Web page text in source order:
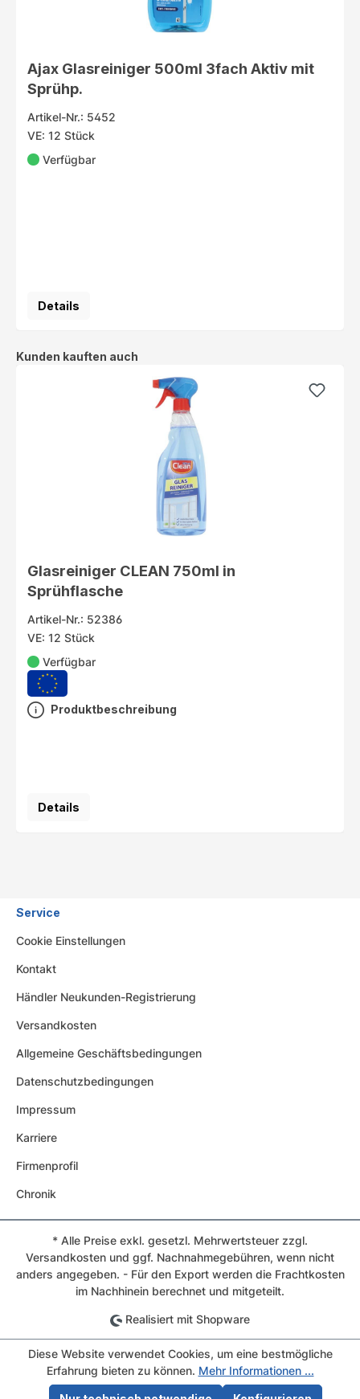
Ajax Glasreiniger 500ml 3fach Aktiv mit
Sprühp.
Artikel-Nr.: 5452
VE: 12 Stück
Verfügbar
Details
Produktgalerie überspringen
Kunden kauften auch
Glasreiniger CLEAN 750ml in
Sprühflasche
Artikel-Nr.: 52386
VE: 12 Stück
Verfügbar
Produktbeschreibung
Details
Service
Cookie Einstellungen
Kontakt
Händler Neukunden-Registrierung
Versandkosten
Allgemeine Geschäftsbedingungen
Datenschutzbedingungen
Impressum
Karriere
Firmenprofil
Chronik
* Alle Preise exkl. gesetzl. Mehrwertsteuer zzgl.
Versandkosten und ggf. Nachnahmegebühren, wenn nicht
anders angegeben. - Für den Export werden die Frachtkosten
im Nachhinein berechnet und mitgeteilt.
Realisiert mit Shopware
Diese Website verwendet Cookies, um eine bestmögliche
Erfahrung bieten zu können. Mehr Informationen ...